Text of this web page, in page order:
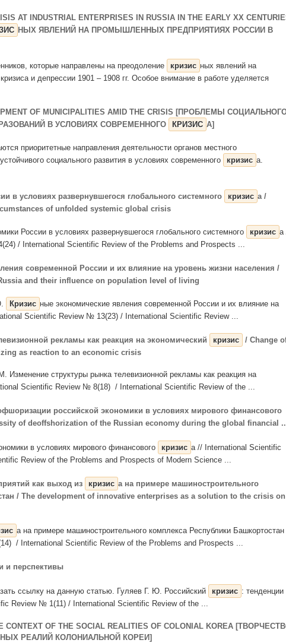
AT INDUSTRIAL ENTERPRISES IN RUSSIA IN THE EARLY XX
НЫХ ЯВЛЕНИЙ НА ПРОМЫШЛЕННЫХ ПРЕДПРИЯТИЯХ РОССИИ В
которые направлены на преодоление кризис ных явлений на
и депрессии 1901 – 1908 гг. Особое внимание в работе уделяется
OF MUNICIPALITIES AMID THE CRISIS [ПРОБЛЕМЫ
В УСЛОВИЯХ СОВРЕМЕННОГО
КРИЗИС А]
приоритетные направления деятельности органов местного
социального развития в условиях современного
кризис а.
в условиях развернувшегося глобального системного кризис а /
of unfolded systemic global crisis
России в условиях развернувшегося глобального системного кризис а
/ International Scientific Review of the Problems and Prospects ...
современной России и их влияние на уровень жизни населения /
and their influence on population level of living
Кризис ные экономические явления современной России и их влияние на
Scientific Review № 13(23) / International Scientific Review ...
рекламы как реакция на экономический кризис
/ Сhange
as reaction to an economic crisis
структуры рынка телевизионной рекламы как реакция на
Scientific Review № 8(18) / International Scientific Review of the ...
российской экономики в условиях мирового финансового
of deoffshorization of the Russian economy during the global financial
в условиях мирового финансового кризис а // International Scientific
Review of the Problems and Prospects of Modern Science ...
как выход из кризис а на примере машиностроительного
/ The development of innovative enterprises as a solution to the crisis on
а на примере машиностроительного комплекса Республики
/ International Scientific Review of the Problems and Prospects ...
и перспективы
ссылку на данную статью. Гуляев Г. Ю. Российский кризис : тенденции
Review № 1(11) / International Scientific Review of the ...
CONTEXT OF THE SOCIAL REALITIES OF COLONIAL KOREA
РЕАЛИЙ КОЛОНИАЛЬНОЙ КОРЕИ]